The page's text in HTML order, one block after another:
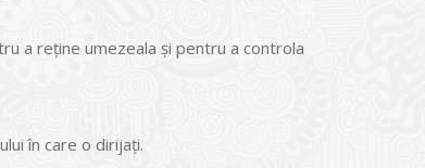
a reține umezeala și pentru a controla
în care o dirijați.